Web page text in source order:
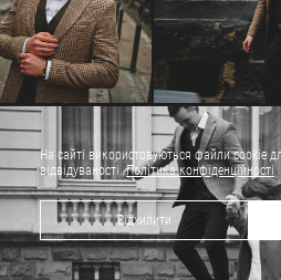
На сайті використовуються файли cookie
відвідуваності.Політика конфіденційності
Відхилити